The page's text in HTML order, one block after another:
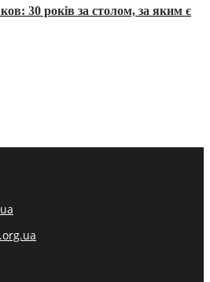
30 років за столом, за яким є